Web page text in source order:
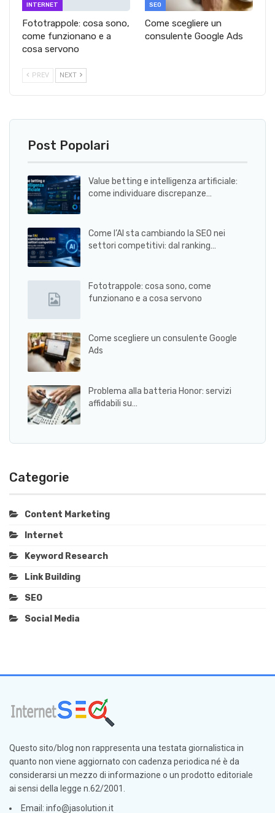
INTERNET
Fototrappole: cosa sono,
come funzionano e a
cosa servono
SEO
Come scegliere un
consulente Google Ads
PREV NEXT
Post Popolari
Value betting e intelligenza artificiale:
come individuare discrepanze…
Come l’AI sta cambiando la SEO nei
settori competitivi: dal ranking…
Fototrappole: cosa sono, come
funzionano e a cosa servono
Come scegliere un consulente Google
Ads
Problema alla batteria Honor: servizi
affidabili su…
Categorie
Content Marketing
Internet
Keyword Research
Link Building
SEO
Social Media
Questo sito/blog non rappresenta una testata giornalistica in
quanto non viene aggiornato con cadenza periodica né è da
considerarsi un mezzo di informazione o un prodotto editoriale
ai sensi della legge n.62/2001.
Email: info@jasolution.it